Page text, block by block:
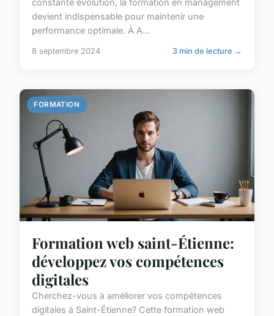
constante évolution, la formation en management
devient indispensable pour maintenir une
performance optimale. À A...
8 septembre 2024 3 min de lecture →
FORMATION
Formation web saint-Étienne:
développez vos compétences
digitales
Cherchez-vous à améliorer vos compétences
digitales à Saint-Étienne? Cette formation web